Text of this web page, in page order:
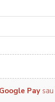
Google Paysau